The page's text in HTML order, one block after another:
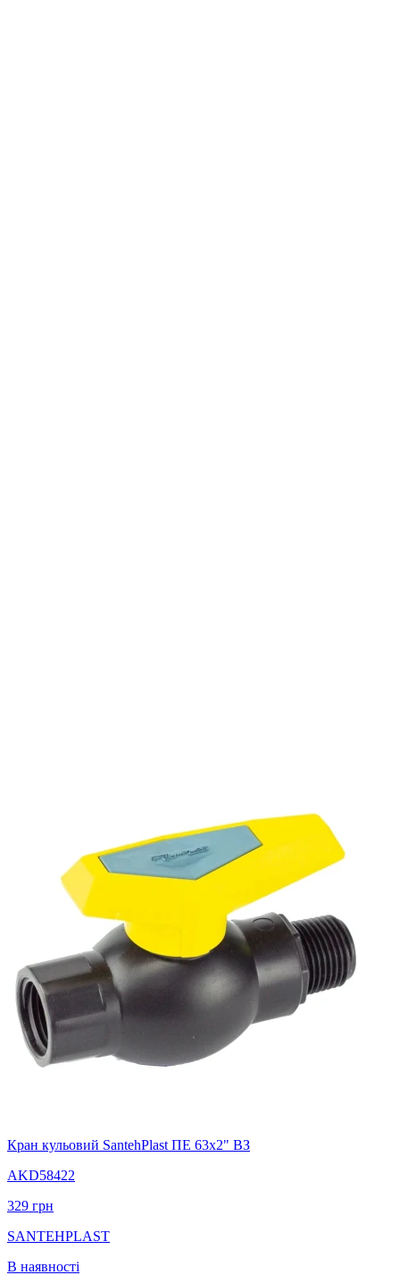
Кран кульовий SantehPlast ПЕ 63х2" ВЗ
AKD58422
329 грн
SANTEHPLAST
В наявності